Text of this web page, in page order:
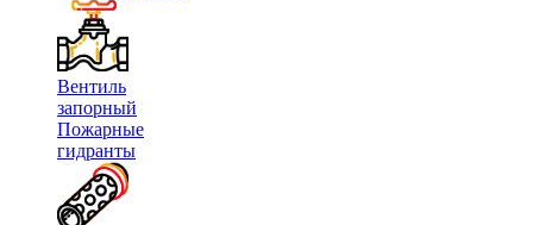
Вентиль
запорный
Пожарные
гидранты